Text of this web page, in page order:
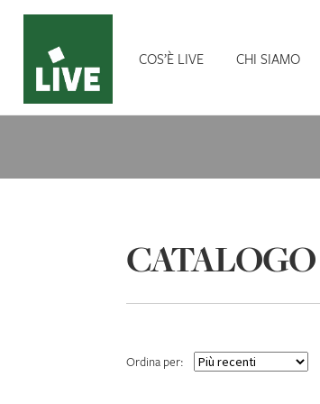
COS’È LIVE CHI SIAMO
CATALOGO